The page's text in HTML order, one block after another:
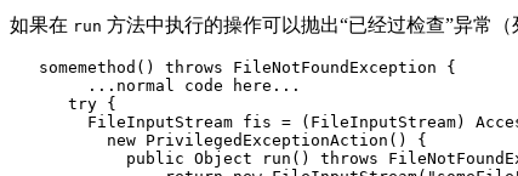
如果在 run 方法中执行的操作可以抛出“已经过检查”异常（
   somemethod() throws FileNotFoundException {
        ...normal code here...
      try {
FileInputStream fis = (FileInputStream)
          new PrivilegedExceptionAction() {
public Object run() throws